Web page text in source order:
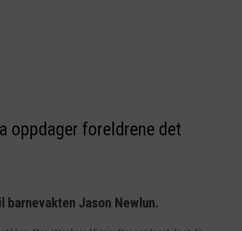
oppdager foreldrene det
Jason Newlun.